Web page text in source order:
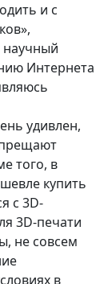
и с
научный
Интернета
удивлен,
того, в
купить
с 3D-
3D-печати
не совсем
в